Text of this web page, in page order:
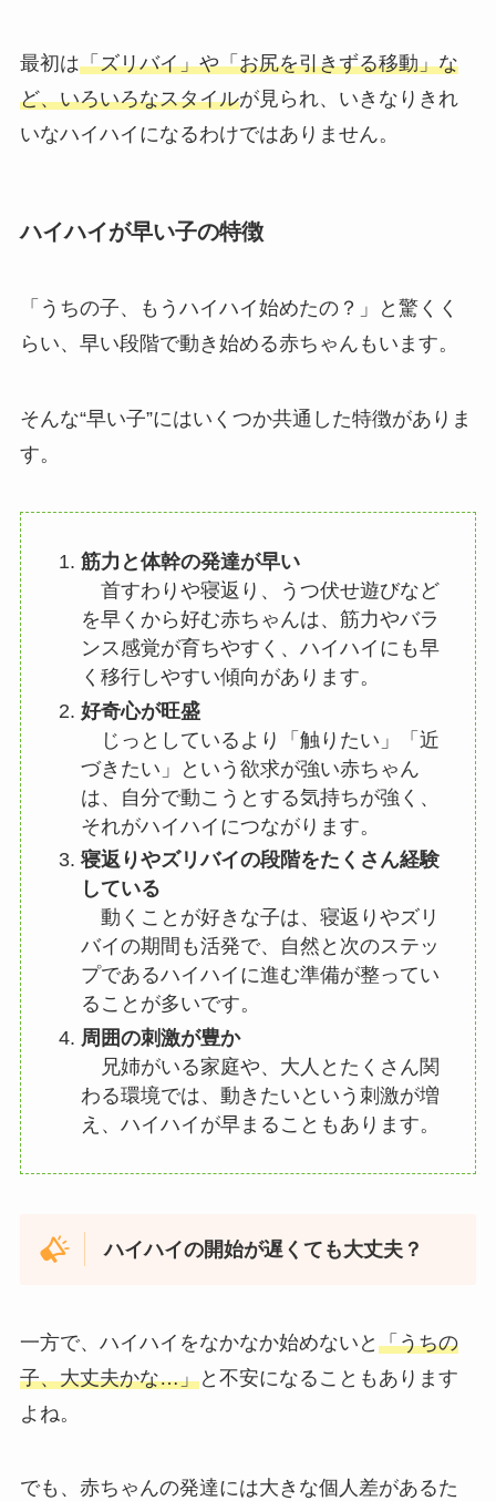
最初は「ズリバイ」や「お尻を引きずる移動」な
ど、いろいろなスタイルが見られ、いきなりきれ
いなハイハイになるわけではありません。
ハイハイが早い子の特徴
「うちの子、もうハイハイ始めたの？」と驚くく
らい、早い段階で動き始める赤ちゃんもいます。
そんな“早い子”にはいくつか共通した特徴がありま
す。
筋力と体幹の発達が早い
首すわりや寝返り、うつ伏せ遊びなど
を早くから好む赤ちゃんは、筋力やバラ
ンス感覚が育ちやすく、ハイハイにも早
く移行しやすい傾向があります。
好奇心が旺盛
じっとしているより「触りたい」「近
づきたい」という欲求が強い赤ちゃん
は、自分で動こうとする気持ちが強く、
それがハイハイにつながります。
寝返りやズリバイの段階をたくさん経験
している
動くことが好きな子は、寝返りやズリ
バイの期間も活発で、自然と次のステッ
プであるハイハイに進む準備が整ってい
ることが多いです。
周囲の刺激が豊か
兄姉がいる家庭や、大人とたくさん関
わる環境では、動きたいという刺激が増
え、ハイハイが早まることもあります。
ハイハイの開始が遅くても大丈夫？
一方で、ハイハイをなかなか始めないと 「うちの
子、大丈夫かな…」と不安になることもあります
よね。
でも、赤ちゃんの発達には大きな個人差があるた